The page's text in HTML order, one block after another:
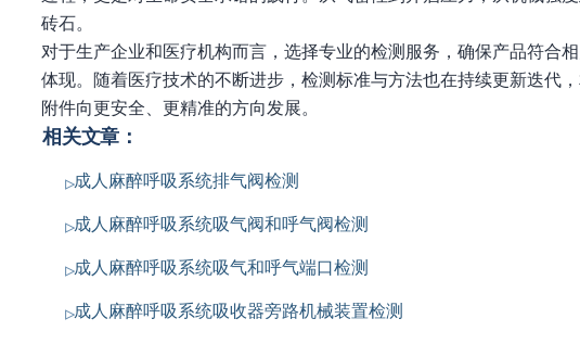
砖石。
对于生产企业和医疗机构而言，选择专业的检测服务，确保产品符合
体现。随着医疗技术的不断进步，检测标准与方法也在持续更新迭代
附件向更安全、更精准的方向发展。
相关文章：
成人麻醉呼吸系统排气阀检测
成人麻醉呼吸系统吸气阀和呼气阀检测
成人麻醉呼吸系统吸气和呼气端口检测
成人麻醉呼吸系统吸收器旁路机械装置检测